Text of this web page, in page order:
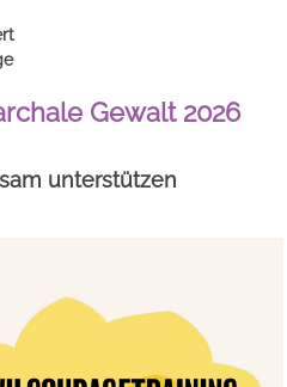
Gewalt 2026
unterstützen